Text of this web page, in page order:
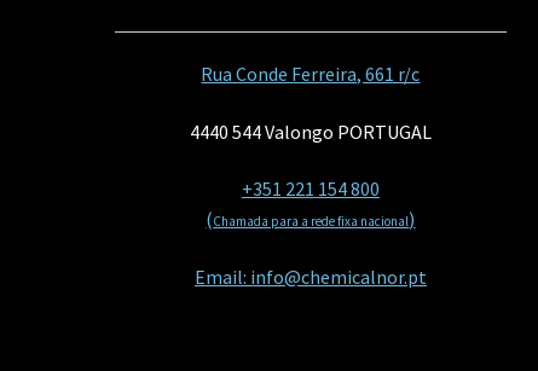
Rua Conde Ferreira, 661 r/c
4440 544 Valongo PORTUGAL
+351 221 154 800
(Chamada para a rede fixa nacional)
Email: info@chemicalnor.pt